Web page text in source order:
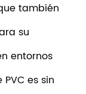
también
su
entornos
es sin